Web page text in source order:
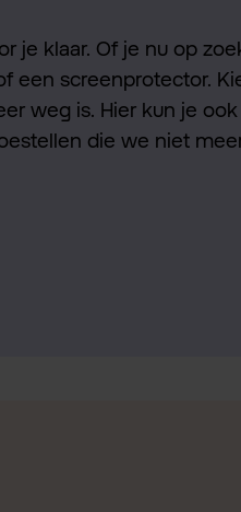
je klaar. Of je nu op
een screenprotector.
weg is. Hier kun je ook
die we niet